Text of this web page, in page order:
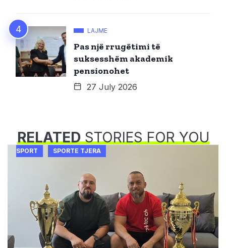
LAJME
Pas një rrugëtimi të
suksesshëm akademik
pensionohet
27 July 2026
RELATEDSTORIES FOR YOU
SPORT SPORTE TJERA